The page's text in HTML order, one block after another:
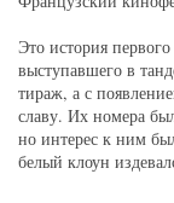
Это история
выступавшего в
тираж, а с
славу. Их номера
но интерес к ним
белый клоун